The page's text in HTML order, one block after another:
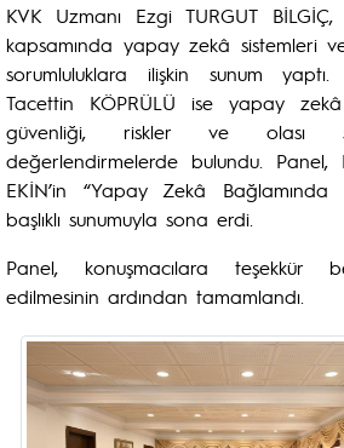
KVK Uzmanı Ezgi TURGUT
kapsamında yapay zekâ sistemleri
sorumluluklara ilişkin sunum yaptı.
Tacettin KÖPRÜLÜ ise yapay
güvenliği, riskler ve olası
değerlendirmelerde bulundu. Panel,
EKİN’in “Yapay Zekâ Bağlamında
başlıklı sunumuyla sona erdi.
Panel, konuşmacılara teşekkür
edilmesinin ardından tamamlandı.